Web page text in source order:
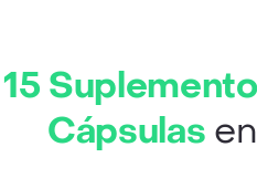
Cápsulas